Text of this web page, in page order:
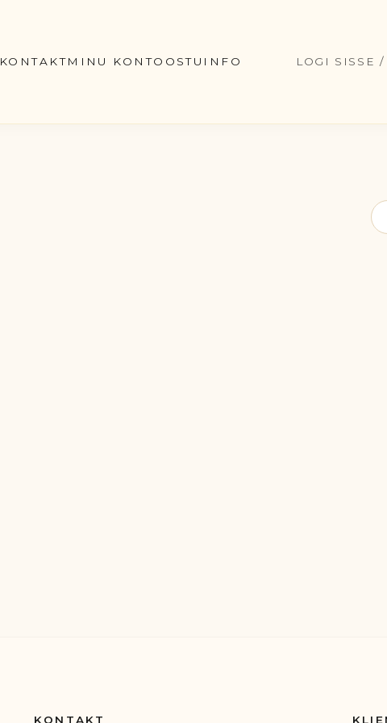
KONTAKTMINU KONTO OSTUINFO LOGI SISSE /
KONTAKT